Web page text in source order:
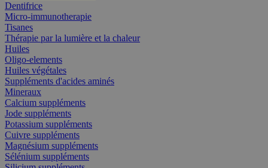
Dentifrice
Micro-immunotherapie
Tisanes
Thérapie par la lumière et la chaleur
Huiles
Oligo-elements
Huiles végétales
Suppléments d'acides aminés
Mineraux
Calcium suppléments
Jode suppléments
Potassium suppléments
Cuivre suppléments
Magnésium suppléments
Sélénium suppléments